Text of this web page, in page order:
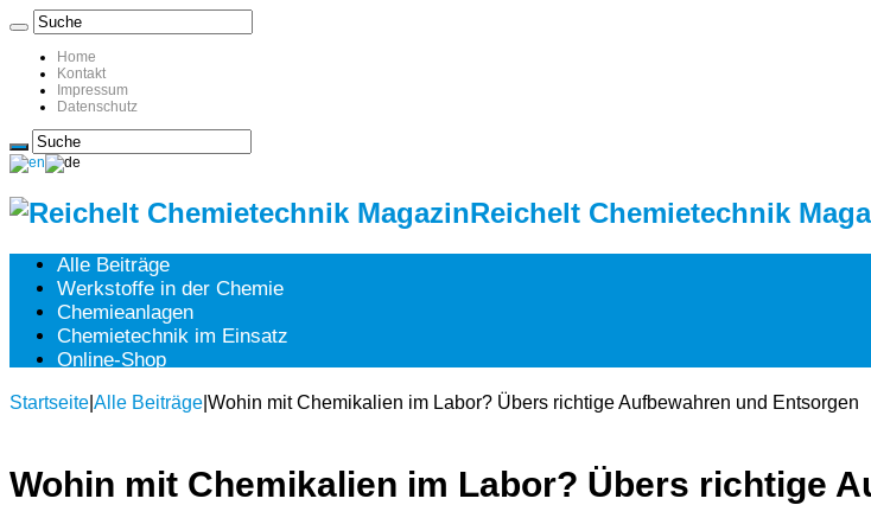
Home
Kontakt
Impressum
Datenschutz
Reichelt Chemietechnik
Alle Beiträge
Werkstoffe in der Chemie
Chemieanlagen
Chemietechnik im Einsatz
Online-Shop
Startseite Alle Beiträge Wohin mit Chemikalien im Labor? Übers richtige Aufbewahren und Entsorgen
Wohin mit Chemikalien im Labor? Übers richtige